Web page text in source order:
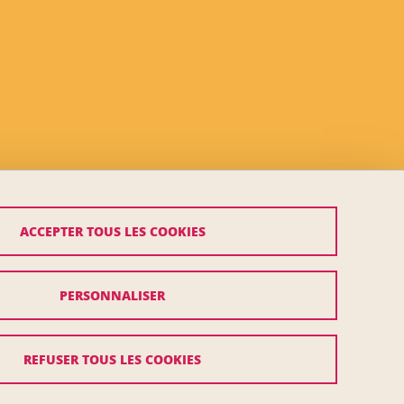
ACCEPTER TOUS LES COOKIES
REFUSER TOUS LES COOKIES
PERSONNALISER